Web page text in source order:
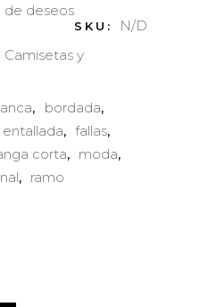
de deseos
SKU: N/D
Camisetas y
, bordada,
entallada, fallas,
corta, moda,
, ramo